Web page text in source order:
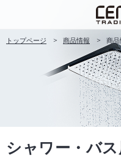
トップページ 商品情報 商品
シャワー・バ